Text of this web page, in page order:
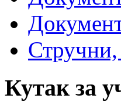
Стручни,
Кутак за